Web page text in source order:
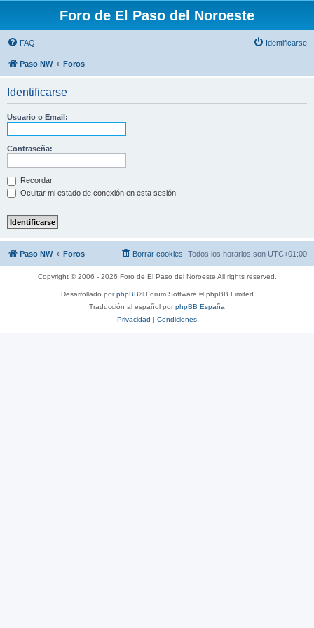
Foro de El Paso del Noroeste
FAQ Identificarse
Paso NW Foros
Identificarse
Usuario o Email:
Contraseña:
Recordar
Ocultar mi estado de conexión en esta sesión
Paso NW Foros Todos los horarios son UTC+01:00
Borrar cookies
Copyright © 2006 - 2026 Foro de El Paso del Noroeste All rights reserved.
Desarrollado porphpBB® Forum Software © phpBB Limited
Traducción al español porphpBB España
Privacidad | Condiciones